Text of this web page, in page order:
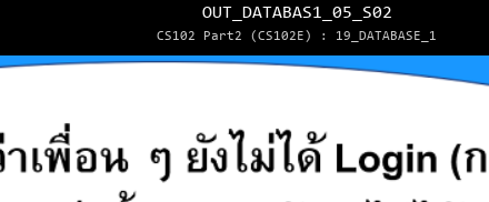
OUT_DATABAS1_05_S02
CS102 Part2 (CS102E) : 19_DATABASE_1